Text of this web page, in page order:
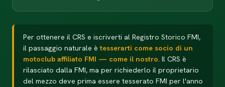
Per ottenere il CRS e iscriverti al Registro Storico FMI,
il passaggio naturale ètesserarti come socio di un
motoclub affiliato FMI — come il nostro. Il CRS è
rilasciato dalla FMI, ma per richiederlo il proprietario
del mezzo deve prima essere tesserato FMI per l'anno